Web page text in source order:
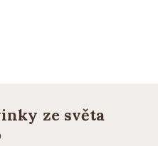
ze světa